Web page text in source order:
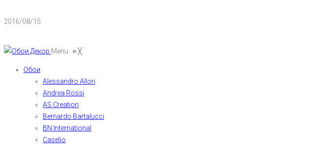
2016/08/15
Menu ≡╳
Обои
Alessandro Allori
Andrea Rossi
AS Creation
Bernardo Bartalucci
BN International
Caselio